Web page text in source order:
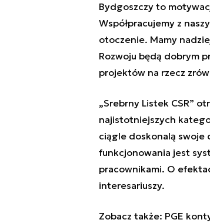
Bydgoszczy to
Współpracujemy z
otoczenie. Mamy
Rozwoju będą dobrym
projektów na rzecz
„Srebrny Listek CSR”
najistotniejszych
ciągle doskonalą swoje
funkcjonowania jest
pracownikami. O
interesariuszy.
Zobacz także: PGE